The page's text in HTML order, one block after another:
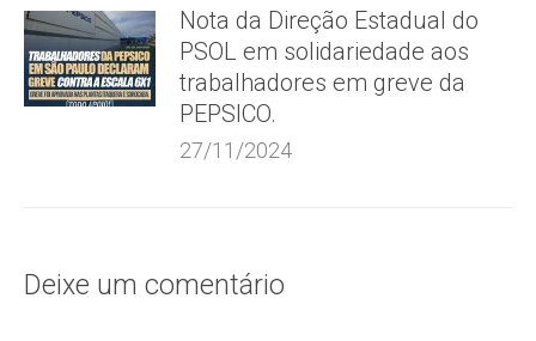
Nota da Direção Estadual do
PSOL em solidariedade aos
trabalhadores em greve da
PEPSICO.
27/11/2024
Deixe um comentário